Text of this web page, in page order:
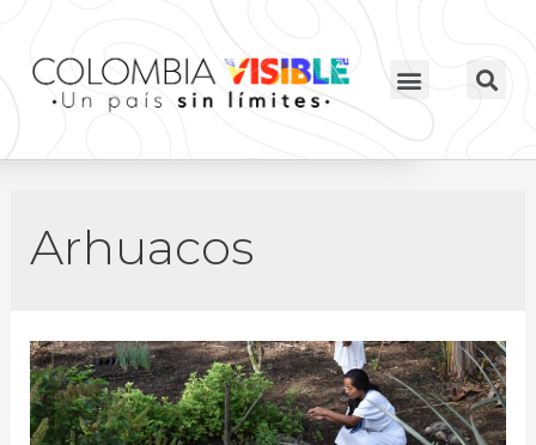
Arhuacos